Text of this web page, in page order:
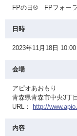
FPの日® FPフォー
日時
2023年11月18日
会場
アピオあおもり
青森県青森市中央3丁
URL：
http://
内容